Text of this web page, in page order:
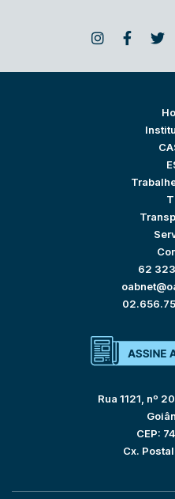
62
Rua 1121, nº
CEP:
Cx. Postal